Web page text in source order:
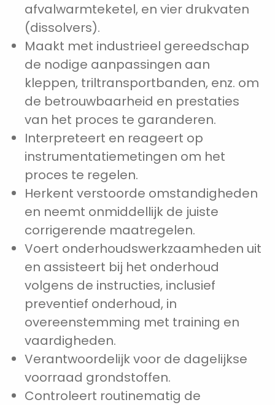
afvalwarmteketel, en vier drukvaten
(dissolvers).
Maakt met industrieel gereedschap
de nodige aanpassingen aan
kleppen, triltransportbanden, enz. om
de betrouwbaarheid en prestaties
van het proces te garanderen.
Interpreteert en reageert op
instrumentatiemetingen om het
proces te regelen.
Herkent verstoorde omstandigheden
en neemt onmiddellijk de juiste
corrigerende maatregelen.
Voert onderhoudswerkzaamheden uit
en assisteert bij het onderhoud
volgens de instructies, inclusief
preventief onderhoud, in
overeenstemming met training en
vaardigheden.
Verantwoordelijk voor de dagelijkse
voorraad grondstoffen.
Controleert routinematig de